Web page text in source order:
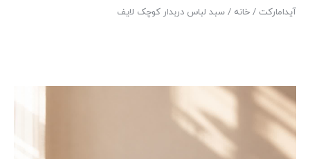
آیدامارکت / خانه / سبد لباس دربدار کوچک لایف